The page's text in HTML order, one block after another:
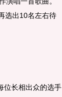
选出10名左右待
长相出众的选手